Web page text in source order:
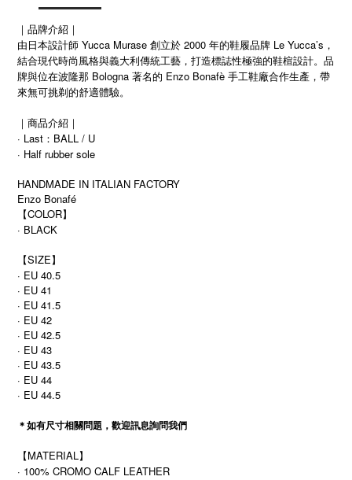
｜品牌介紹｜
由日本設計師 Yucca Murase 創立於 2000 年的鞋履品牌 Le Yucca’s，
結合現代時尚風格與義大利傳統工藝，打造標誌性極強的鞋楦設計。品
牌與位在波隆那 Bologna 著名的 Enzo Bonafè 手工鞋廠合作生產，帶
來無可挑剃的舒適體驗。
｜商品介紹｜
· Last：BALL / U
· Half rubber sole
HANDMADE IN ITALIAN FACTORY
Enzo Bonafé
【COLOR】
· BLACK
【SIZE】
· EU 40.5
· EU 41
· EU 41.5
· EU 42
· EU 42.5
· EU 43
· EU 43.5
· EU 44
· EU 44.5
＊如有尺寸相關問題，歡迎訊息詢問我們
【MATERIAL】
· 100% CROMO CALF LEATHER